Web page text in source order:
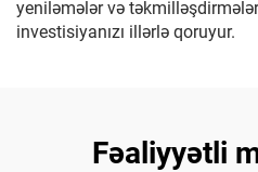
yeniləmələr və
investisiyanızı illərlə qoruyur.
Fəaliyyətli